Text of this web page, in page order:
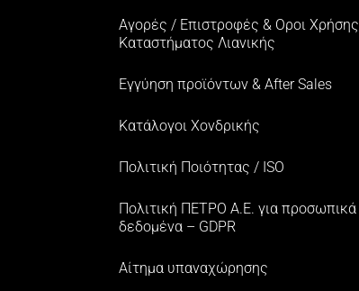
Αγορές / Επιστροφές & Oροι Xρήσης
Kαταστήματος Λιανικής
Εγγύηση προϊόντων & After Sales
Κατάλογοι Χονδρικής
Πολιτική Ποιότητας / ISO
Πολιτική ΠΕΤΡΟ Α.Ε. για προσωπικά
δεδομένα – GDPR
Αίτημα υπαναχώρησης